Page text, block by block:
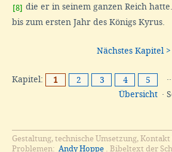
[8] die er in seinem ganzen Reich hatte.
bis zum ersten Jahr des Königs Kyrus.
Nächstes Kapitel >
Kapitel: 1 2 3 4 5
Übersicht ·
Gestaltung, technische Umsetzung,
Problemen: Andy Hoppe . Bibeltext der